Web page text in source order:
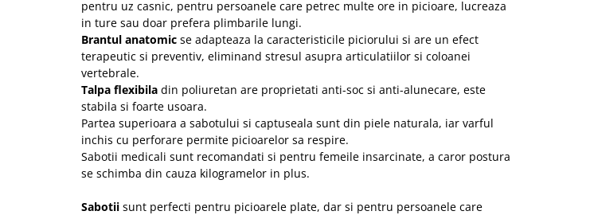
pentru uz casnic, pentru persoanele care petrec multe ore in picioare, lucreaza
in ture sau doar prefera plimbarile lungi.
Brantul anatomic se adapteaza la caracteristicile piciorului si are un efect
terapeutic si preventiv, eliminand stresul asupra articulatiilor si coloanei
vertebrale.
Talpa flexibila din poliuretan are proprietati anti-soc si anti-alunecare, este
stabila si foarte usoara.
Partea superioara a sabotului si captuseala sunt din piele naturala, iar varful
inchis cu perforare permite picioarelor sa respire.
Sabotii medicali sunt recomandati si pentru femeile insarcinate, a caror postura
se schimba din cauza kilogramelor in plus.
Sabotii sunt perfecti pentru picioarele plate, dar si pentru persoanele care